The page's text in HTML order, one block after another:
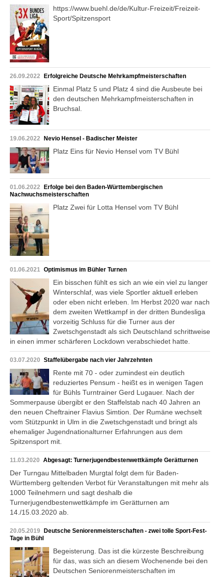
https://www.buehl.de/de/Kultur-Freizeit/Freizeit-
Sport/Spitzensport
26.09.2022 Erfolgreiche Deutsche Mehrkampfmeisterschaften
Einmal Platz 5 und Platz 4 sind die Ausbeute bei
den deutschen Mehrkampfmeisterschaften in
Bruchsal.
19.06.2022 Nevio Hensel - Badischer Meister
Platz Eins für Nevio Hensel vom TV Bühl
01.06.2022
Erfolge bei den Baden-Württembergischen
Nachwuchsmeisterschaften
Platz Zwei für Lotta Hensel vom TV Bühl
01.06.2021 Optimismus im Bühler Turnen
Ein bisschen fühlt es sich an wie ein viel zu langer
Winterschlaf, was viele Sportler aktuell erleben
oder eben nicht erleben. Im Herbst 2020 war nach
dem zweiten Wettkampf in der dritten Bundesliga
vorzeitig Schluss für die Turner aus der
Zwetschgenstadt als sich Deutschland schrittweise
in einen immer schärferen Lockdown verabschiedet hatte.
03.07.2020 Staffelübergabe nach vier Jahrzehnten
Rente mit 70 - oder zumindest ein deutlich
reduziertes Pensum - heißt es in wenigen Tagen
für Bühls Turntrainer Gerd Lugauer. Nach der
Sommerpause übergibt er den Staffelstab nach 40 Jahren an
den neuen Cheftrainer Flavius Simtion. Der Rumäne wechselt
vom Stützpunkt in Ulm in die Zwetschgenstadt und bringt als
ehemaliger Jugendnationalturner Erfahrungen aus dem
Spitzensport mit.
11.03.2020 Abgesagt: Turnerjugendbestenwettkämpfe Gerätturnen
Der Turngau Mittelbaden Murgtal folgt dem für Baden-
Württemberg geltenden Verbot für Veranstaltungen mit mehr als
1000 Teilnehmern und sagt deshalb die
Turnerjugendbestenwettkämpfe im Gerätturnen am
14./15.03.2020 ab.
20.05.2019
Deutsche Seniorenmeisterschaften - zwei tolle Sport-Fest-
Tage in Bühl
Begeisterung. Das ist die kürzeste Beschreibung
für das, was sich an diesem Wochenende bei den
Deutschen Seniorenmeisterschaften im